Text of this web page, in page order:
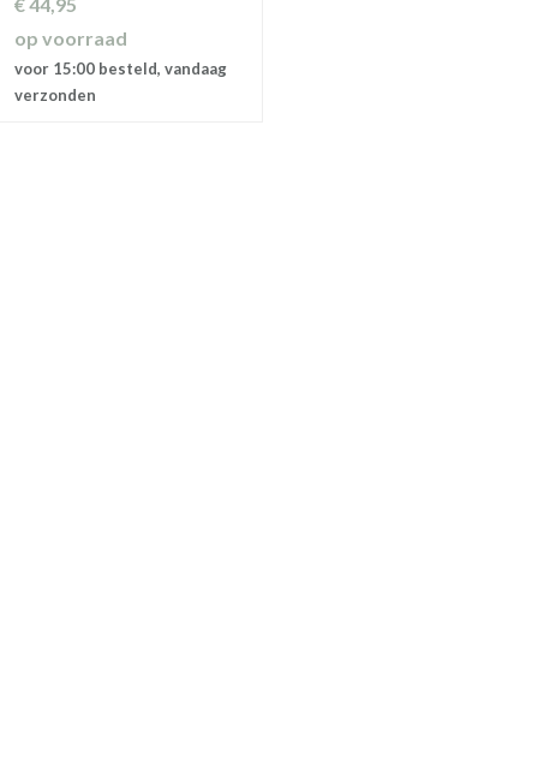
op voorraad
voor 15:00 besteld, vandaag
verzonden